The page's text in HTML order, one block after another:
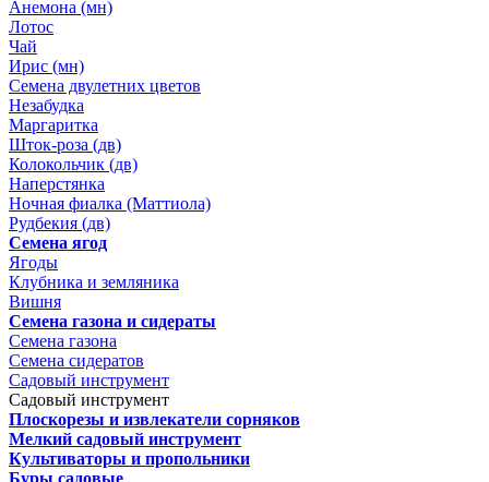
Анемона (мн)
Лотос
Чай
Ирис (мн)
Семена двулетних цветов
Незабудка
Маргаритка
Шток-роза (дв)
Колокольчик (дв)
Наперстянка
Ночная фиалка (Маттиола)
Рудбекия (дв)
Семена ягод
Ягоды
Клубника и земляника
Вишня
Семена газона и сидераты
Семена газона
Семена сидератов
Садовый инструмент
Садовый инструмент
Плоскорезы и извлекатели сорняков
Мелкий садовый инструмент
Культиваторы и пропольники
Буры садовые